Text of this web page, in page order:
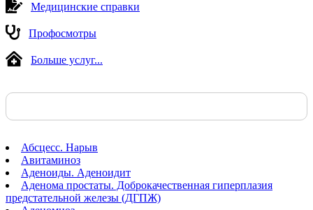
Медицинские справки
Профосмотры
Больше услуг...
Абсцесс. Нарыв
Авитаминоз
Аденоиды. Аденоидит
Аденома простаты. Доброкачественная гиперплазия
предстательной железы (ДГПЖ)